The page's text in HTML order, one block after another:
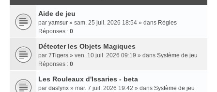
Aide de jeu
par yamsur » sam. 25 juil. 2026 18:54 » dans Règles
Réponses : 0
Détecter les Objets Magiques
par 7Tigers » ven. 10 juil. 2026 09:19 » dans Système de jeu
Réponses : 0
Les Rouleaux d'Issaries - beta
par dasfynx » mar. 7 juil. 2026 19:42 » dans Système de jeu